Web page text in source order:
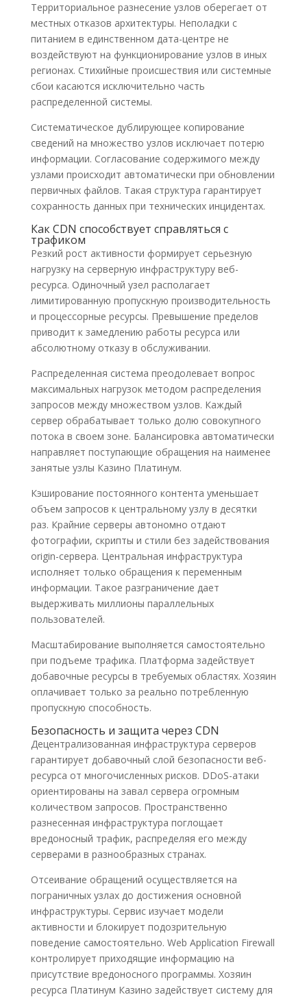
Территориальное разнесение узлов оберегает от
местных отказов архитектуры. Неполадки с
питанием в единственном дата-центре не
воздействуют на функционирование узлов в иных
регионах. Стихийные происшествия или системные
сбои касаются исключительно часть
распределенной системы.
Систематическое дублирующее копирование
сведений на множество узлов исключает потерю
информации. Согласование содержимого между
узлами происходит автоматически при обновлении
первичных файлов. Такая структура гарантирует
сохранность данных при технических инцидентах.
Как CDN способствует справляться с
трафиком
Резкий рост активности формирует серьезную
нагрузку на серверную инфраструктуру веб-
ресурса. Одиночный узел располагает
лимитированную пропускную производительность
и процессорные ресурсы. Превышение пределов
приводит к замедлению работы ресурса или
абсолютному отказу в обслуживании.
Распределенная система преодолевает вопрос
максимальных нагрузок методом распределения
запросов между множеством узлов. Каждый
сервер обрабатывает только долю совокупного
потока в своем зоне. Балансировка автоматически
направляет поступающие обращения на наименее
занятые узлы Казино Платинум.
Кэширование постоянного контента уменьшает
объем запросов к центральному узлу в десятки
раз. Крайние серверы автономно отдают
фотографии, скрипты и стили без задействования
origin-сервера. Центральная инфраструктура
исполняет только обращения к переменным
информации. Такое разграничение дает
выдерживать миллионы параллельных
пользователей.
Масштабирование выполняется самостоятельно
при подъеме трафика. Платформа задействует
добавочные ресурсы в требуемых областях. Хозяин
оплачивает только за реально потребленную
пропускную способность.
Безопасность и защита через CDN
Децентрализованная инфраструктура серверов
гарантирует добавочный слой безопасности веб-
ресурса от многочисленных рисков. DDoS-атаки
ориентированы на завал сервера огромным
количеством запросов. Пространственно
разнесенная инфраструктура поглощает
вредоносный трафик, распределяя его между
серверами в разнообразных странах.
Отсеивание обращений осуществляется на
пограничных узлах до достижения основной
инфраструктуры. Сервис изучает модели
активности и блокирует подозрительную
поведение самостоятельно. Web Application Firewall
контролирует приходящие информацию на
присутствие вредоносного программы. Хозяин
ресурса Платинум Казино задействует систему для